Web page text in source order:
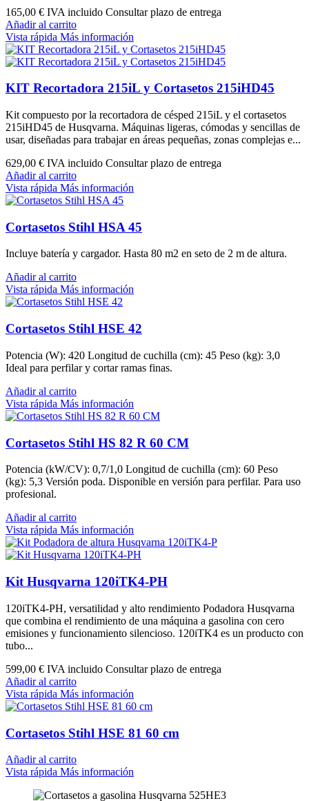
165,00 € IVA incluido Consultar plazo de entrega
Añadir al carrito
Vista rápida Más información
KIT Recortadora 215iL y Cortasetos 215iHD45
Kit compuesto por la recortadora de césped 215iL y el cortasetos
215iHD45 de Husqvarna. Máquinas ligeras, cómodas y sencillas de
usar, diseñadas para trabajar en áreas pequeñas, zonas complejas e...
629,00 € IVA incluido Consultar plazo de entrega
Añadir al carrito
Vista rápida Más información
Cortasetos Stihl HSA 45
Incluye batería y cargador. Hasta 80 m2 en seto de 2 m de altura.
Añadir al carrito
Vista rápida Más información
Cortasetos Stihl HSE 42
Potencia (W): 420 Longitud de cuchilla (cm): 45 Peso (kg): 3,0
Ideal para perfilar y cortar ramas finas.
Añadir al carrito
Vista rápida Más información
Cortasetos Stihl HS 82 R 60 CM
Potencia (kW/CV): 0,7/1,0 Longitud de cuchilla (cm): 60 Peso
(kg): 5,3 Versión poda. Disponible en versión para perfilar. Para uso
profesional.
Añadir al carrito
Vista rápida Más información
Kit Husqvarna 120iTK4-PH
120iTK4-PH, versatilidad y alto rendimiento Podadora Husqvarna
que combina el rendimiento de una máquina a gasolina con cero
emisiones y funcionamiento silencioso. 120iTK4 es un producto con
tubo...
599,00 € IVA incluido Consultar plazo de entrega
Añadir al carrito
Vista rápida Más información
Cortasetos Stihl HSE 81 60 cm
Añadir al carrito
Vista rápida Más información